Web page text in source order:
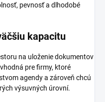
pevnosť a dlhodobé
kapacitu
na uloženie dokumentov
pre firmy, ktoré
agendy a zároveň chcú
výsuvných úrovní.